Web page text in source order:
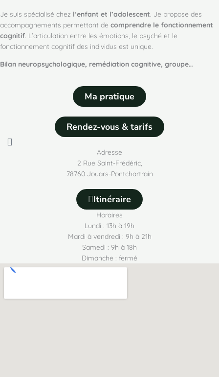
Je suis spécialisé chez l’enfant et l’adolescent. Je propose des
accompagnements permettant de comprendre le fonctionnement
cognitif. L’articulation entre les émotions, le psyché et le
fonctionnement cognitif des individus est unique.
Bilan neuropsychologique, remédiation cognitive, groupe…
Ma pratique
Rendez-vous & tarifs
Adresse
2 Rue Saint-Frédéric,
78760 Jouars-Pontchartrain
Itinéraire
Horaires
Lundi : 13h à 19h
Mardi à vendredi : 9h à 21h
Samedi : 9h à 18h
Dimanche : fermé